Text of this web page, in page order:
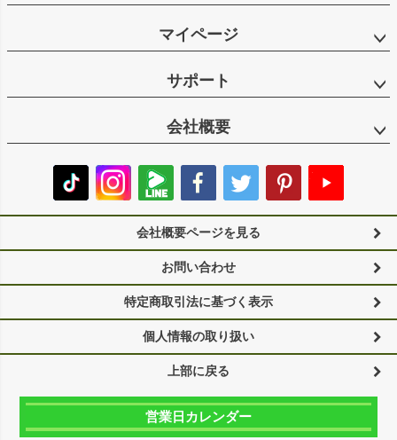
マイページ
サポート
会社概要
会社概要ページを見る
お問い合わせ
特定商取引法に基づく表示
個人情報の取り扱い
上部に戻る
営業日カレンダー